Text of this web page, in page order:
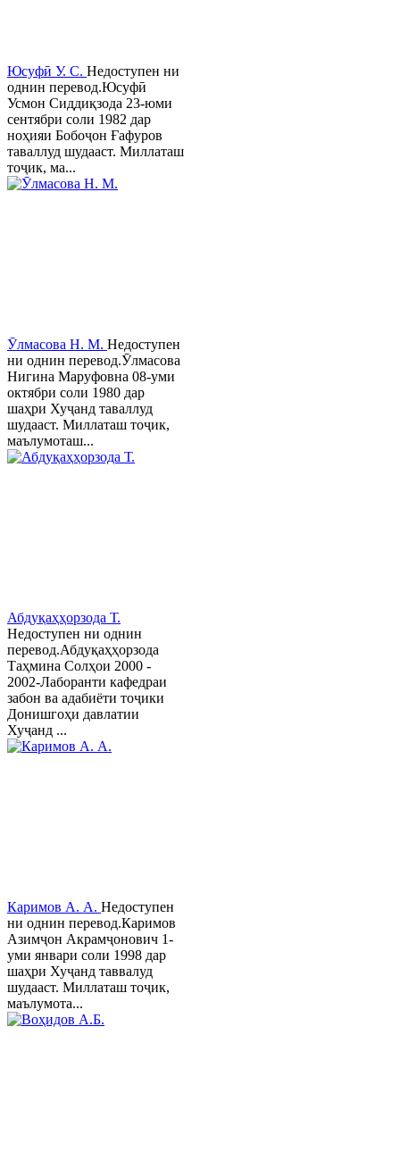
Юсуфӣ У. C. Недоступен ни
однин перевод.Юсуфӣ
Усмон Сиддиқзода 23-юми
сентябри соли 1982 дар
ноҳияи Бобоҷон Ғафуров
таваллуд шудааст. Миллаташ
тоҷик, ма...
Ӯлмасова Н. М. Недоступен
ни однин перевод.Ӯлмасова
Нигина Маруфовна 08-уми
октябри соли 1980 дар
шаҳри Хуҷанд таваллуд
шудааст. Миллаташ тоҷик,
маълумоташ...
Абдуқаҳҳорзода Т.
Недоступен ни однин
перевод.Абдуқаҳҳорзода
Таҳмина Солҳои 2000 -
2002-Лаборанти кафедраи
забон ва адабиёти тоҷики
Донишгоҳи давлатии
Хуҷанд ...
Каримов А. А. Недоступен
ни однин перевод.Каримов
Азимҷон Акрамҷонович 1-
уми январи соли 1998 дар
шаҳри Хуҷанд таввалуд
шудааст. Миллаташ тоҷик,
маълумота...